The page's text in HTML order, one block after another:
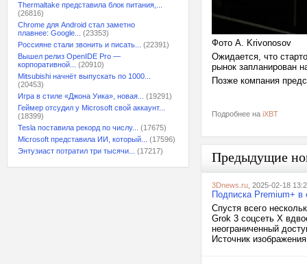
Thermaltake представила блок питания,...
(26816)
Chrome для Android стал заметно
плавнее: Google...
(23353)
Россияне стали звонить и писать...
(22391)
Вышел релиз OpenIDE Pro —
корпоративной...
(20910)
Mitsubishi начнёт выпускать по 1000...
(20453)
Игра в стиле «Джона Уика», новая...
(19291)
Геймер отсудил у Microsoft свой аккаунт...
(18399)
Tesla поставила рекорд по числу...
(17675)
Microsoft представила ИИ, который...
(17596)
Энтузиаст потратил три тысячи...
(17217)
Фото A. Krivonosov
Ожидается, что
рынок запланирован
Позже компания
Подробнее на iXBT
Предыдущие
3Dnews.ru , 2025-02-18
Подписка Premium+
Спустя всего
Grok 3 соцсеть X
неограниченный
Источник